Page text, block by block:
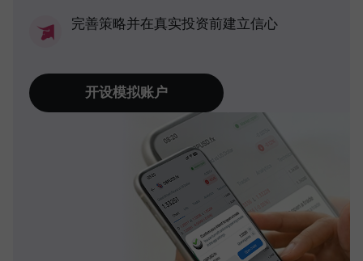
完善策略并在真实投资前建立信心
开设模拟账户